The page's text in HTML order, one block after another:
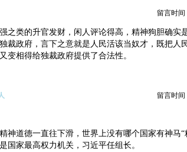
留言时间
之类的升官发财，闲人评论得高，精神狗胆确实
裁政府，言下之意就是人民活该当奴才，既把人
变相得给独裁政府提供了合法性。
留言时间
神道德一直往下滑，世界上没有哪个国家有神马“
国家最高权力机关，习近平任组长。